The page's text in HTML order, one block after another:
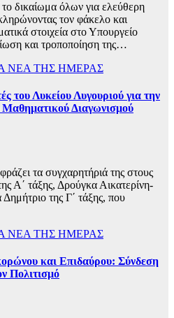
δικαίωμα όλων για ελεύθερη
τον φάκελο και
στοιχεία στο Υπουργείο
και τροποποίηση της…
ΝΕΑ ΤΗΣ ΗΜΕΡΑΣ
του Λυκείου Λυγουριού για την
Διαγωνισμού
τα συγχαρητήριά της στους
Α΄ τάξης, Δρούγκα Αικατερίνη-
της Γ΄ τάξης, που
ΝΕΑ ΤΗΣ ΗΜΕΡΑΣ
και Επιδαύρου: Σύνδεση
Πολιτισμό